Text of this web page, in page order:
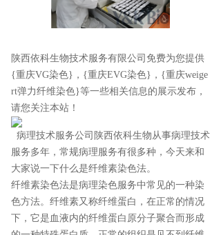
陕西依科生物技术服务有限公司免费为您提供
{重庆VG染色} ，{重庆EVG染色}，{重庆weige
rt弹力纤维染色}等一些相关信息的展示发布，
请您关注本站！
病理技术服务公司陕西依科生物从事病理技术
服务多年，常规病理服务有很多种，今天来和
大家说一下什么是纤维素染色法。
纤维素染色法是病理染色服务中常见的一种染
色方法。纤维素又称纤维蛋白，在正常的情况
下，它是血液内的纤维蛋白原分子聚合而形成